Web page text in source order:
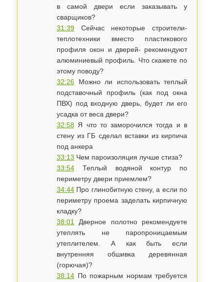
в самой двери если заказывать у
сварщиков?
31:39 Сейчас некоторые строители-
теплотехники вместо пластикового
профиля окон и дверей- рекомендуют
алюминиевый профиль. Что скажете по
этому поводу?
32:26 Можно ли использовать теплый
подставочный профиль (как под окна
ПВХ) под входную дверь, будет ли его
усадка от веса двери?
32:58 Я что то заморочился тогда и в
стену из ГБ сделал вставки из кирпича
под анкера
33:13 Чем пароизоляция лучше стиза?
33:54 Теплый водяной контур по
периметру двери приемлем?
34:44 Про глинобитную стену, а если по
периметру проема заделать кирпичную
кладку?
38:01
Дверное полотно рекомендуете
утеплять не паропроницаемым
утеплителем. А как быть если
внутренняя обшивка деревянная
(горючая)?
38:14 По пожарным нормам требуется